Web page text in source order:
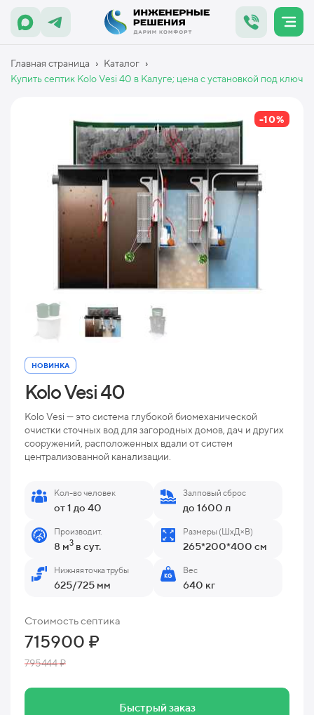
Главная страница › Каталог ›
Купить септик Kolo Vesi 40 в Калуге; цена с установкой под ключ
-10%
НОВИНКА
Kolo Vesi 40
Kolo Vesi — это система глубокой биомеханической
очистки сточных вод для загородных домов, дач и других
сооружений, расположенных вдали от систем
централизованной канализации.
Кол-во человек
от 1 до 40
Залповый сброс
до 1600 л
Производит.
8 м3 в сут.
Размеры (ШхД×В)
265*200*400 см
Нижняя точка трубы
625/725 мм
Вес
640 кг
Стоимость септика
715900 ₽
795444 ₽
Быстрый заказ